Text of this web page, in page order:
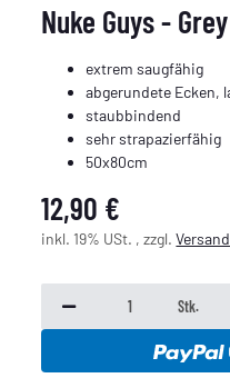
Nuke Guys -
extrem saugfähig
abgerundete Ecken,
staubbindend
sehr strapazierfähig
50x80cm
12,90 €
inkl. 19% USt. , zzgl.Versand
Stk.